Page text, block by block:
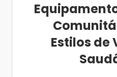
Estilos de